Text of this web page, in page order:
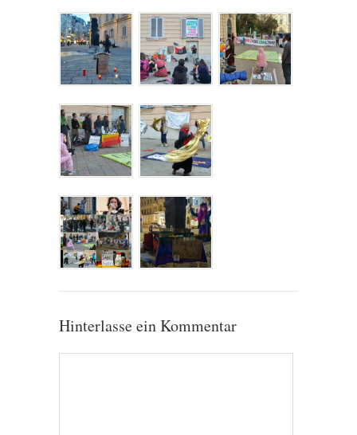
Hinterlasse ein Kommentar